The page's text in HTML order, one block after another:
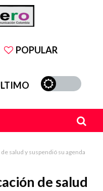
POPULAR
salud y suspendió su agenda
de salud